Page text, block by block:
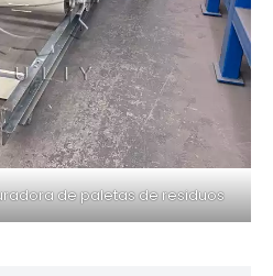
de paletas de residuos